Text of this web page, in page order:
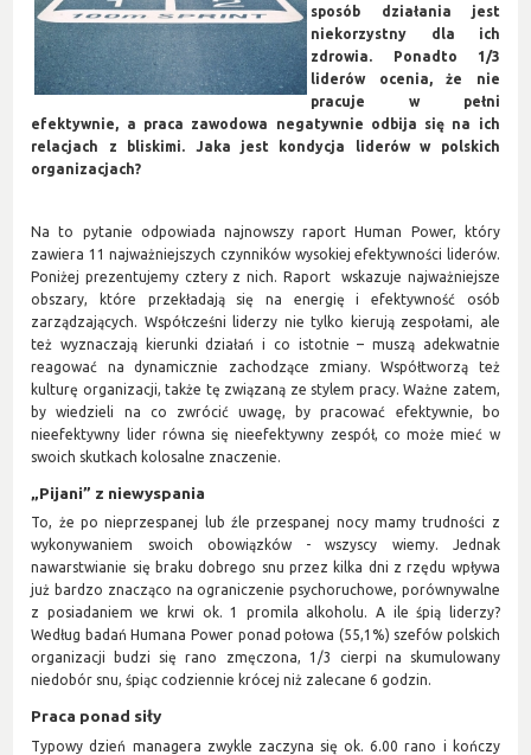
sposób działania jest
niekorzystny dla ich
zdrowia. Ponadto 1/3
liderów ocenia, że nie
pracuje w pełni
efektywnie, a praca zawodowa negatywnie odbija się na ich
relacjach z bliskimi. Jaka jest kondycja liderów w polskich
organizacjach?
Na to pytanie odpowiada najnowszy raport Human Power, który
zawiera 11 najważniejszych czynników wysokiej efektywności liderów.
Poniżej prezentujemy cztery z nich. Raport wskazuje najważniejsze
obszary, które przekładają się na energię i efektywność osób
zarządzających. Współcześni liderzy nie tylko kierują zespołami, ale
też wyznaczają kierunki działań i co istotnie – muszą adekwatnie
reagować na dynamicznie zachodzące zmiany. Współtworzą też
kulturę organizacji, także tę związaną ze stylem pracy. Ważne zatem,
by wiedzieli na co zwrócić uwagę, by pracować efektywnie, bo
nieefektywny lider równa się nieefektywny zespół, co może mieć w
swoich skutkach kolosalne znaczenie.
„Pijani” z niewyspania
To, że po nieprzespanej lub źle przespanej nocy mamy trudności z
wykonywaniem swoich obowiązków - wszyscy wiemy. Jednak
nawarstwianie się braku dobrego snu przez kilka dni z rzędu wpływa
już bardzo znacząco na ograniczenie psychoruchowe, porównywalne
z posiadaniem we krwi ok. 1 promila alkoholu. A ile śpią liderzy?
Według badań Humana Power ponad połowa (55,1%) szefów polskich
organizacji budzi się rano zmęczona, 1/3 cierpi na skumulowany
niedobór snu, śpiąc codziennie krócej niż zalecane 6 godzin.
Praca ponad siły
Typowy dzień managera zwykle zaczyna się ok. 6.00 rano i kończy